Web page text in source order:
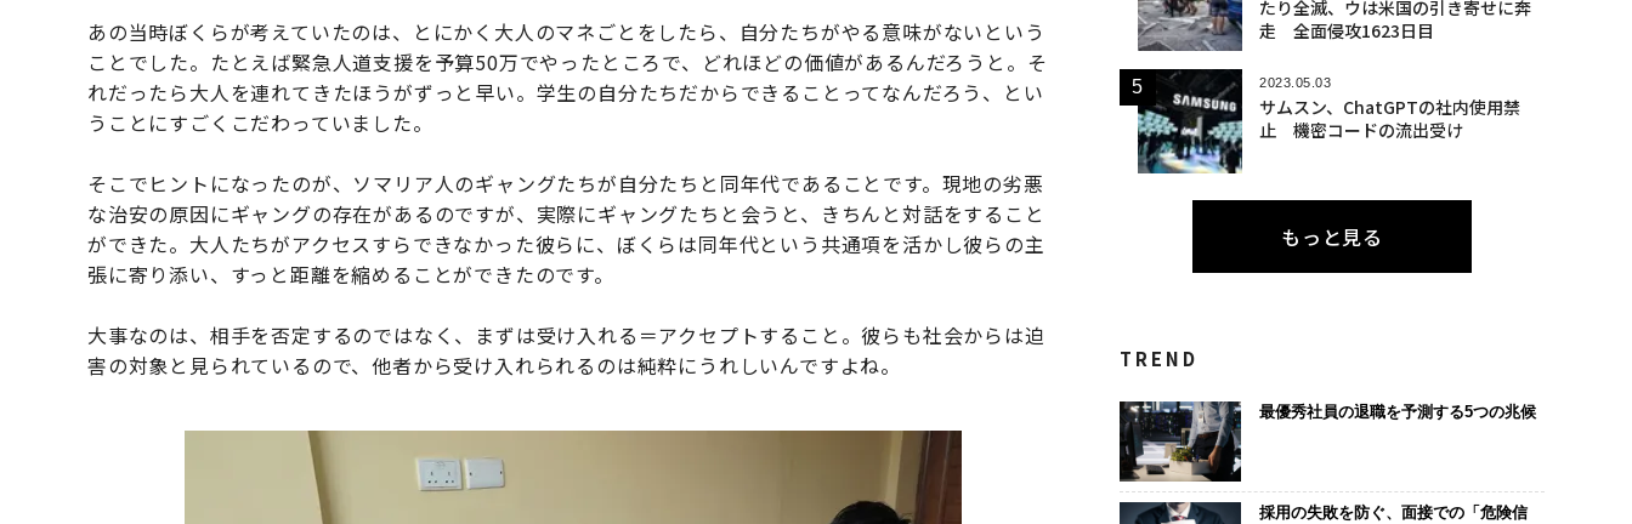
あの当時ぼくらが考えていたのは、とにかく大人のマネごとをしたら、自分たちがやる意味がないという
ことでした。たとえば緊急人道支援を予算50万でやったところで、どれほどの価値があるんだろうと。そ
れだったら大人を連れてきたほうがずっと早い。学生の自分たちだからできることってなんだろう、とい
うことにすごくこだわっていました。
そこでヒントになったのが、ソマリア人のギャングたちが自分たちと同年代であることです。現地の劣悪
な治安の原因にギャングの存在があるのですが、実際にギャングたちと会うと、きちんと対話をすること
ができた。大人たちがアクセスすらできなかった彼らに、ぼくらは同年代という共通項を活かし彼らの主
張に寄り添い、すっと距離を縮めることができたのです。
大事なのは、相手を否定するのではなく、まずは受け入れる＝アクセプトすること。彼らも社会からは迫
害の対象と見られているので、他者から受け入れられるのは純粋にうれしいんですよね。
たり全滅、ウは米国の引き寄せに奔
走 全面侵攻1623日目
2023.05.03
サムスン、ChatGPTの社内使用禁
止 機密コードの流出受け
もっと見る
TREND
最優秀社員の退職を予測する5つの兆候
採用の失敗を防ぐ、面接での「危険信